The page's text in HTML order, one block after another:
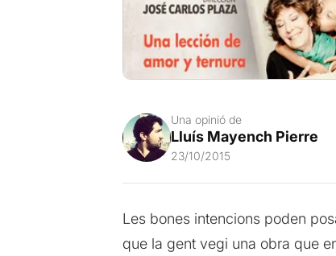
Una opinió de
Lluís Mayench Pierre
23/10/2015
Les bones intencions poden
que la gent vegi una obra que